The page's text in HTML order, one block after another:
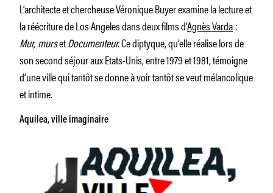
L’architecte et chercheuse Véronique Buyer examine la lecture et
la réécriture de Los Angeles dans deux films d’Agnès Varda:
Mur, mursetDocumenteur.Ce diptyque, qu’elle réalise lors de
son second séjour aux Etats-Unis, entre 1979 et 1981, témoigne
d’une ville qui tantôt se donne à voir tantôt se veut mélancolique
et intime.
Aquilea, ville imaginaire